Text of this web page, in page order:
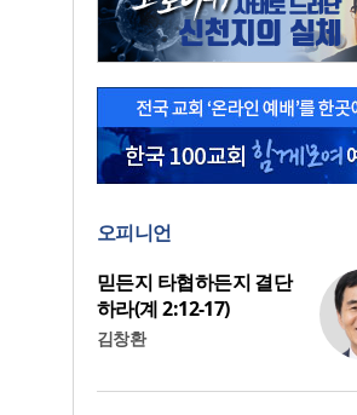
오피니언
믿든지 타협하든지 결단
하라(계 2:12-17)
김창환